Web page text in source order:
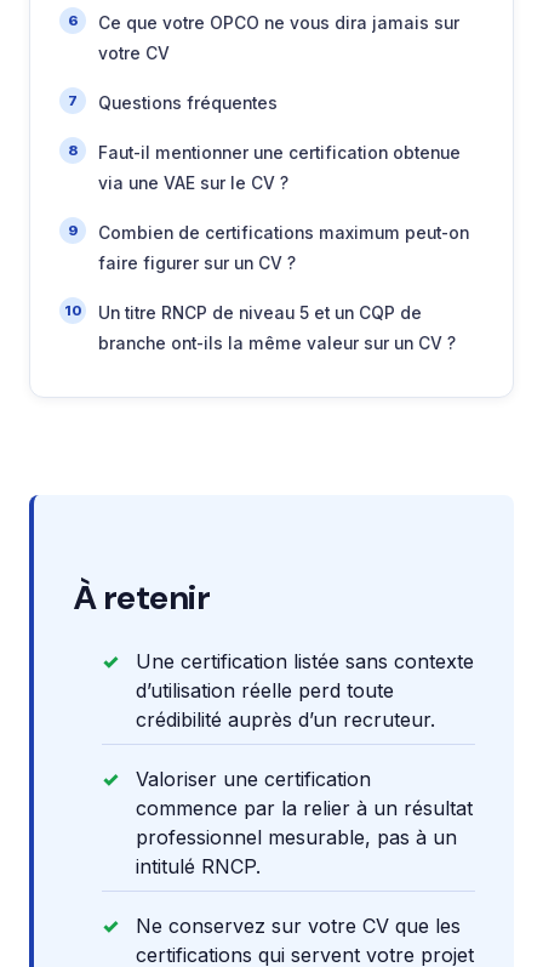
Ce que votre OPCO ne vous dira jamais sur
votre CV
Questions fréquentes
Faut-il mentionner une certification obtenue
via une VAE sur le CV ?
Combien de certifications maximum peut-on
faire figurer sur un CV ?
Un titre RNCP de niveau 5 et un CQP de
branche ont-ils la même valeur sur un CV ?
À retenir
Une certification listée sans contexte
d’utilisation réelle perd toute
crédibilité auprès d’un recruteur.
Valoriser une certification
commence par la relier à un résultat
professionnel mesurable, pas à un
intitulé RNCP.
Ne conservez sur votre CV que les
certifications qui servent votre projet